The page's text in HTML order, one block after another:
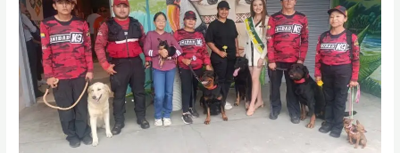
POR
EL
DÍA
DE
LAS
MADRES